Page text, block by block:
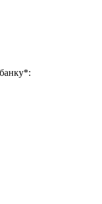
*: